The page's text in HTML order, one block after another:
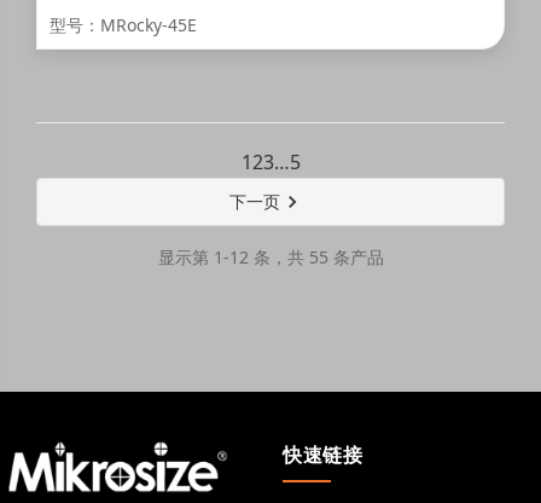
型号：MRocky-45E
123…5
下一页
显示第 1-12 条，共 55 条产品
快速链接